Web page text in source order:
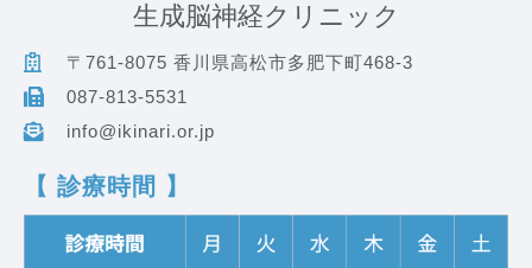
生成脳神経クリニック
〒761-8075 香川県高松市多肥下町468-3
087-813-5531
info@ikinari.or.jp
【 診療時間 】